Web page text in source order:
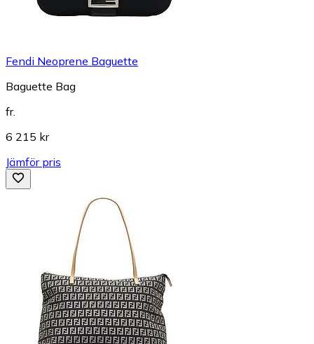
Fendi Neoprene Baguette
Baguette Bag
fr.
6 215 kr
Jämför pris